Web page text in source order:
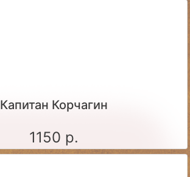
Капитан Корчагин
1150 р.